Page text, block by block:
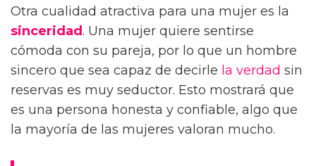
Otra cualidad atractiva para una mujer es la
sinceridad . Una mujer quiere sentirse
cómoda con su pareja, por lo que un hombre
sincero que sea capaz de decirle la verdad sin
reservas es muy seductor. Esto mostrará que
es una persona honesta y confiable, algo que
la mayoría de las mujeres valoran mucho.